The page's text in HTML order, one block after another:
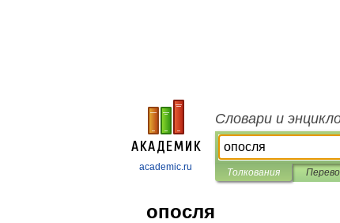
academic.ru
Словари и
Толкования
опосля